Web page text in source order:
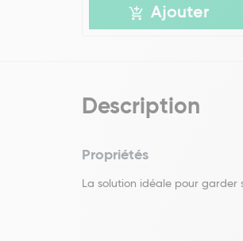
Ajouter
Description
Propriétés
La solution idéale pour garder